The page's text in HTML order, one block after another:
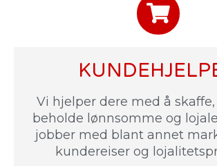
Vi hjelper dere med å
beholde lønnsomme og
jobber med blant annet
kundereiser og